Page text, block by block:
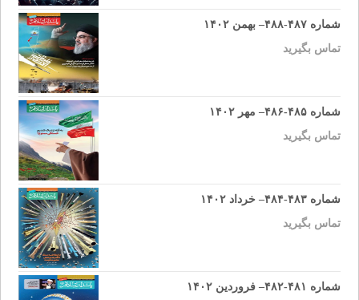
شماره ۴۸۷-۴۸۸– بهمن ۱۴۰۲
تماس بگیرید
شماره ۴۸۵-۴۸۶– مهر ۱۴۰۲
تماس بگیرید
شماره ۴۸۳-۴۸۴– خرداد ۱۴۰۲
تماس بگیرید
شماره ۴۸۱-۴۸۲– فروردین ۱۴۰۲